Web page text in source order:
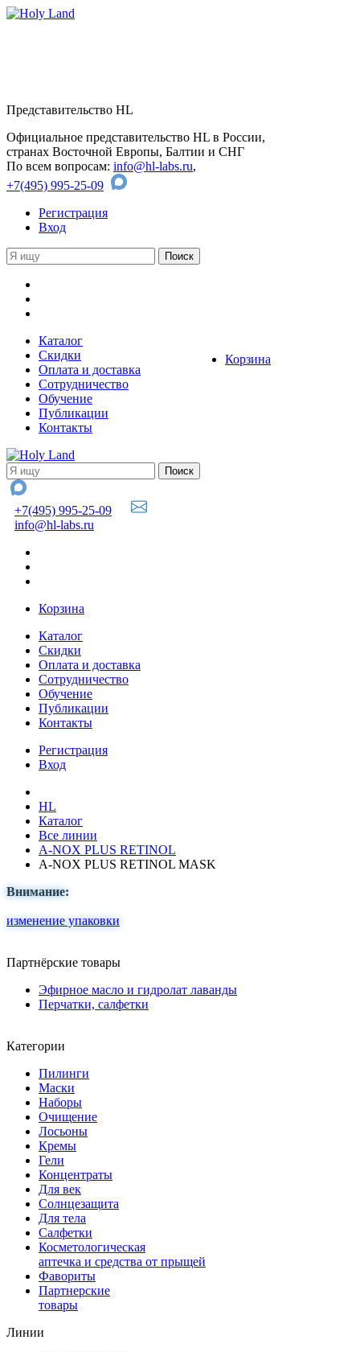
Представительство HL
Официальное представительство HL в России,
странах Восточной Европы, Балтии и СНГ
По всем вопросам: info@hl-labs.ru,
+7(495) 995-25-09
Регистрация
Вход
Корзина
Каталог
Скидки
Оплата и доставка
Сотрудничество
Обучение
Публикации
Контакты
+7(495) 995-25-09
info@hl-labs.ru
Корзина
Каталог
Скидки
Оплата и доставка
Сотрудничество
Обучение
Публикации
Контакты
Регистрация
Вход
HL
Каталог
Все линии
A-NOX PLUS RETINOL
A-NOX PLUS RETINOL MASK
Внимание:
изменение упаковки
Партнёрские товары
Эфирное масло и гидролат лаванды
Перчатки, салфетки
Категории
Пилинги
Маски
Наборы
Очищение
Лосьоны
Кремы
Гели
Концентраты
Для век
Солнцезащита
Для тела
Салфетки
Косметологическая
аптечка и средства от прыщей
Фавориты
Партнерские
товары
Линии